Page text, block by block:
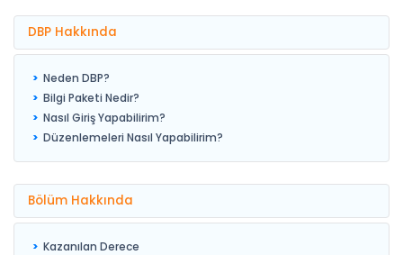
DBP Hakkında
Neden DBP?
Bilgi Paketi Nedir?
Nasıl Giriş Yapabilirim?
Düzenlemeleri Nasıl Yapabilirim?
Bölüm Hakkında
Kazanılan Derece